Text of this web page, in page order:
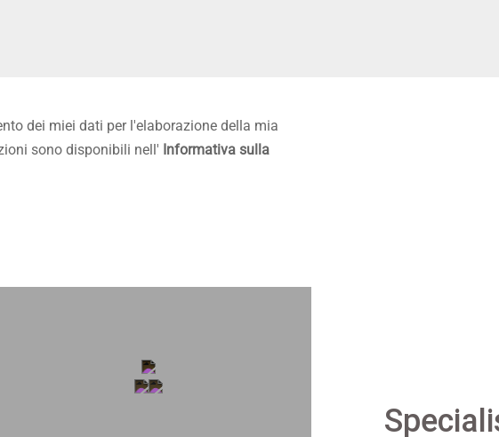
dei miei dati per l'elaborazione della mia
sono disponibili nell' Informativa sulla